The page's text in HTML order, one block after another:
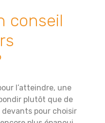
conseil
l’atteindre, une
plutôt que de
devants pour choisir